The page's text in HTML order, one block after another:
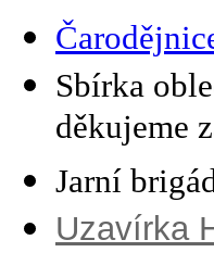
Sbírka
děkujeme
Jarní
Uzavírka